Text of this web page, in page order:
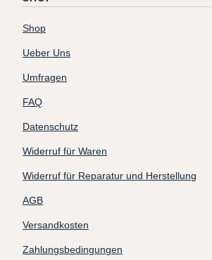
Shop
Ueber Uns
Umfragen
FAQ
Datenschutz
Widerruf für Waren
Widerruf für Reparatur und Herstellung
AGB
Versandkosten
Zahlungsbedingungen